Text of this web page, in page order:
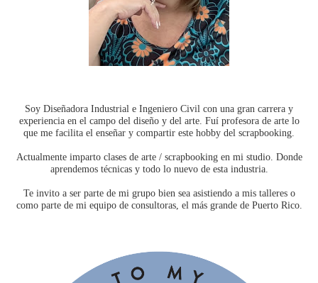
Soy Diseñadora Industrial e Ingeniero Civil con una gran carrera y
experiencia en el campo del diseño y del arte. Fuí profesora de arte lo
que me facilita el enseñar y compartir este hobby del scrapbooking.
Actualmente imparto clases de arte / scrapbooking en mi studio. Donde
aprendemos técnicas y todo lo nuevo de esta industria.
Te invito a ser parte de mi grupo bien sea asistiendo a mis talleres o
como parte de mi equipo de consultoras, el más grande de Puerto Rico.